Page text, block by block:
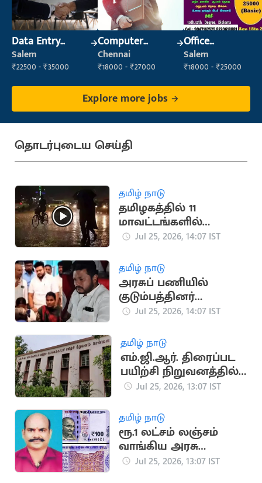
Data Entry
Operator
Salem
₹22500 - ₹35000
Computer
Operator
Chennai
₹18000 - ₹27000
Office
Maintenance
Staff
Salem
₹18000 - ₹25000
Explore more jobs
தொடர்புடைய செய்தி
தமிழ் நாடு
தமிழகத்தில் 11
மாவட்டங்களில்
கனமழை எச்சரிக்கை
Jul 25, 2026, 14:07 IST
தமிழ் நாடு
அரசுப் பணியில்
குடும்பத்தினர்
தலையீடு.. தவெக
Jul 25, 2026, 14:07 IST
தமிழ் நாடு
எம்.ஜி.ஆர். திரைப்பட
பயிற்சி நிறுவனத்தில்
மாணவர் சேர்க்கை
Jul 25, 2026, 13:07 IST
தமிழ் நாடு
ரூ.1 லட்சம் லஞ்சம்
வாங்கிய அரசு
அலுவலர் சிறையில்
Jul 25, 2026, 13:07 IST